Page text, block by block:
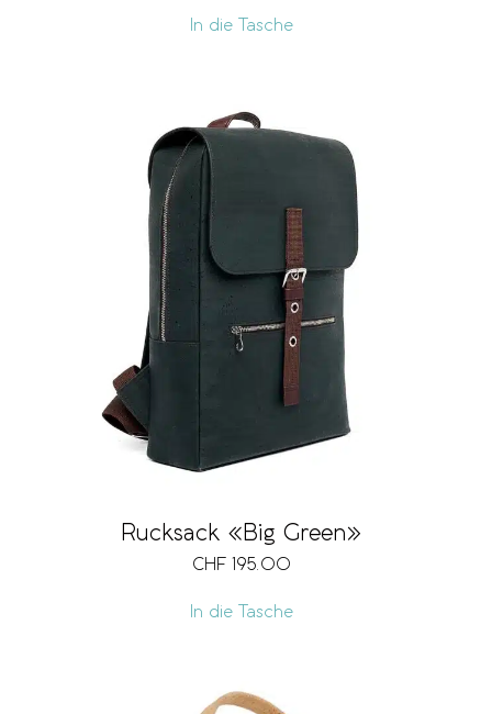
In die Tasche
Rucksack «Big Green»
CHF 195.00
In die Tasche